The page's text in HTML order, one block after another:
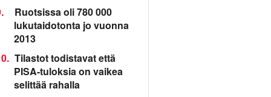
Ruotsissa oli 780 000
lukutaidotonta jo vuonna
2013
Tilastot todistavat että
PISA-tuloksia on vaikea
selittää rahalla